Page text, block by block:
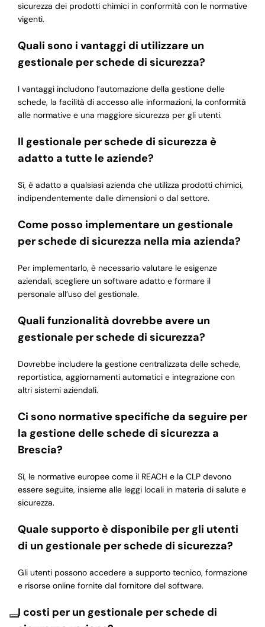
sicurezza dei prodotti chimici in conformità con le normative
vigenti.
Quali sono i vantaggi di utilizzare un
gestionale per schede di sicurezza?
I vantaggi includono l’automazione della gestione delle
schede, la facilità di accesso alle informazioni, la conformità
alle normative e una maggiore sicurezza per gli utenti.
Il gestionale per schede di sicurezza è
adatto a tutte le aziende?
Sì, è adatto a qualsiasi azienda che utilizza prodotti chimici,
indipendentemente dalle dimensioni o dal settore.
Come posso implementare un gestionale
per schede di sicurezza nella mia azienda?
Per implementarlo, è necessario valutare le esigenze
aziendali, scegliere un software adatto e formare il
personale all’uso del gestionale.
Quali funzionalità dovrebbe avere un
gestionale per schede di sicurezza?
Dovrebbe includere la gestione centralizzata delle schede,
reportistica, aggiornamenti automatici e integrazione con
altri sistemi aziendali.
Ci sono normative specifiche da seguire per
la gestione delle schede di sicurezza a
Brescia?
Sì, le normative europee come il REACH e la CLP devono
essere seguite, insieme alle leggi locali in materia di salute e
sicurezza.
Quale supporto è disponibile per gli utenti
di un gestionale per schede di sicurezza?
Gli utenti possono accedere a supporto tecnico, formazione
e risorse online fornite dal fornitore del software.
I costi per un gestionale per schede di